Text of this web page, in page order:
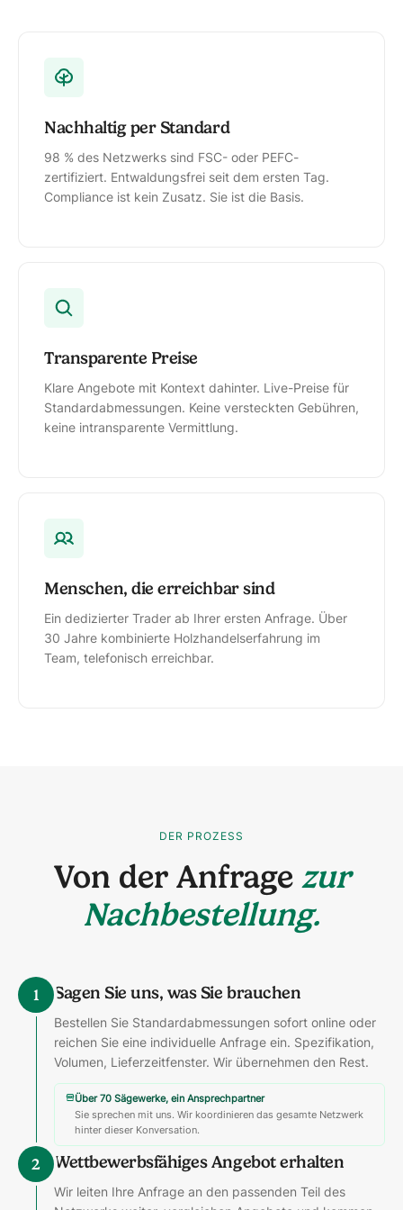
Nachhaltig per Standard
98 % des Netzwerks sind FSC- oder PEFC-
zertifiziert. Entwaldungsfrei seit dem ersten Tag.
Compliance ist kein Zusatz. Sie ist die Basis.
Transparente Preise
Klare Angebote mit Kontext dahinter. Live-Preise für
Standardabmessungen. Keine versteckten Gebühren,
keine intransparente Vermittlung.
Menschen, die erreichbar sind
Ein dedizierter Trader ab Ihrer ersten Anfrage. Über
30 Jahre kombinierte Holzhandelserfahrung im
Team, telefonisch erreichbar.
DER PROZESS
Von der Anfrage zur
Nachbestellung.
1 Sagen Sie uns, was Sie brauchen
Bestellen Sie Standardabmessungen sofort online oder
reichen Sie eine individuelle Anfrage ein. Spezifikation,
Volumen, Lieferzeitfenster. Wir übernehmen den Rest.
Über 70 Sägewerke, ein Ansprechpartner
Sie sprechen mit uns. Wir koordinieren das gesamte Netzwerk
hinter dieser Konversation.
2 Wettbewerbsfähiges Angebot erhalten
Wir leiten Ihre Anfrage an den passenden Teil des